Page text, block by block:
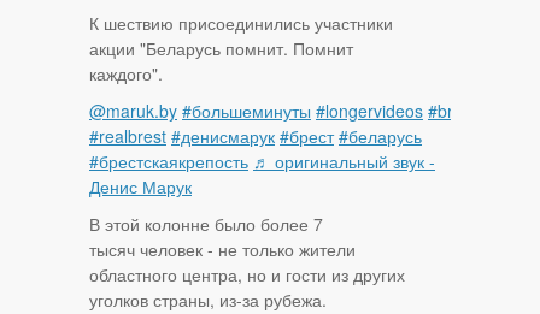
К шествию присоединились участники
акции "Беларусь помнит. Помнит
каждого".
@maruk.by #большеминуты #longervideos #brest
#realbrest #денисмарук #брест #беларусь
#брестскаякрепость ♬ оригинальный звук -
Денис Марук
В этой колонне было более 7
тысяч человек - не только жители
областного центра, но и гости из других
уголков страны, из-за рубежа.